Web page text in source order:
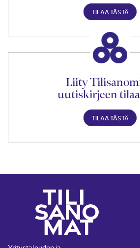
TILAA TÄSTÄ
Liity
uutiskirjeen
TILAA TÄSTÄ